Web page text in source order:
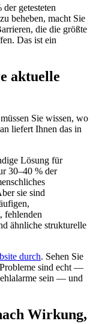
getesteten
beheben, macht Sie
die die größte
Das ist ein
aktuelle
Sie wissen, wo
liefert Ihnen das in
Lösung für
30–40 % der
sie sind
fehlenden
ähnliche strukturelle
durch. Sehen Sie
sind echt —
sein — und
Wirkung,